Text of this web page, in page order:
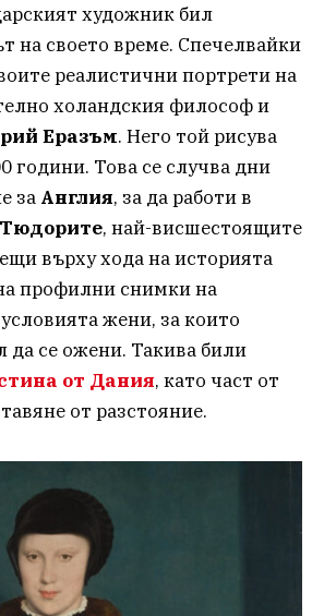
художник бил
на своето време. Спечелвайки
реалистични портрети на
холандския философ и
Еразъм. Него той рисува
години. Това се случва дни
за Англия, за да работи в
Тюдорите, най-висшестоящите
върху хода на историята
профилни снимки на
жени, за които
да се ожени. Такива били
от Дания, като част от
от разстояние.